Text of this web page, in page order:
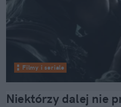
Filmy i seriale
Niektórzy dalej nie